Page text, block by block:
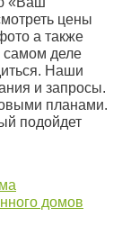
цены
а также
самом деле
Наши
и запросы.
планами.
подойдет
домов